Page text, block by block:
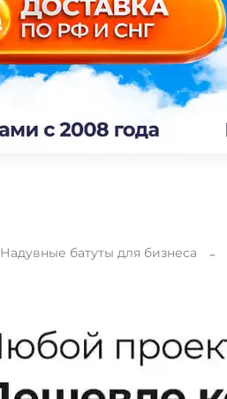
Надувные батуты для бизнеса